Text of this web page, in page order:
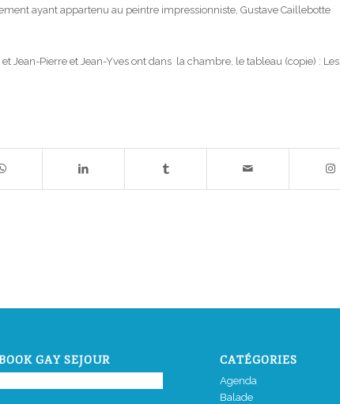
ayant appartenu au peintre impressionniste, Gustave Caillebotte
Jean-Pierre et Jean-Yves ont dans la chambre, le tableau (copie) : Les
GAY SEJOUR CATÉGORIES
Agenda
Balade